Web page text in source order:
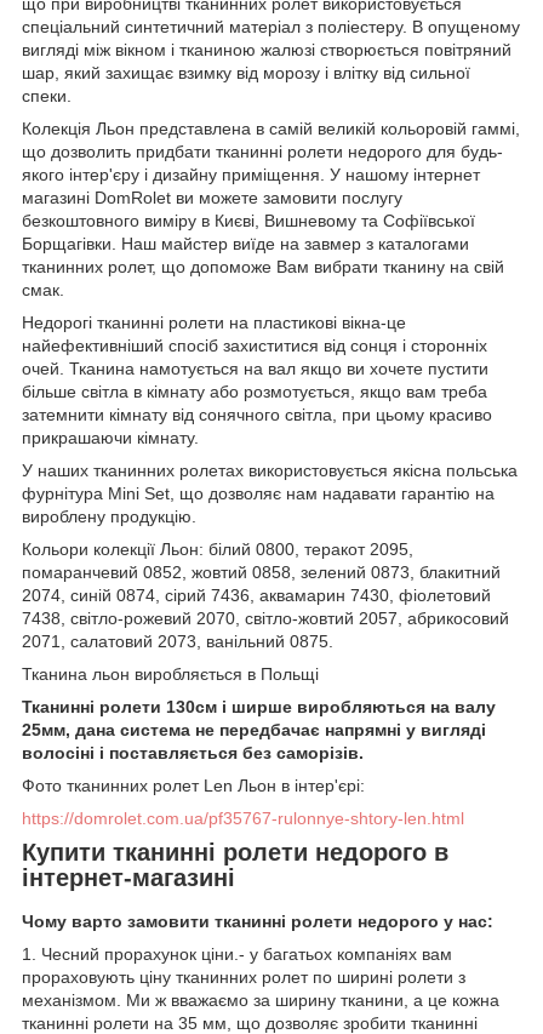
спеціальний синтетичний матеріал з поліестеру. В опущеному
вигляді між вікном і тканиною жалюзі створюється повітряний
шар, який захищає взимку від морозу і влітку від сильної
спеки.
Колекція Льон представлена в самій великій кольоровій гаммі,
що дозволить придбати тканинні ролети недорого для будь-
якого інтер'єру і дизайну приміщення. У нашому інтернет
магазині DomRolet ви можете замовити послугу
безкоштовного виміру в Києві, Вишневому та Софіївської
Борщагівки. Наш майстер виїде на завмер з каталогами
тканинних ролет, що допоможе Вам вибрати тканину на свій
смак.
Недорогі тканинні ролети на пластикові вікна-це
найефективніший спосіб захиститися від сонця і сторонніх
очей. Тканина намотується на вал якщо ви хочете пустити
більше світла в кімнату або розмотується, якщо вам треба
затемнити кімнату від сонячного світла, при цьому красиво
прикрашаючи кімнату.
У наших тканинних ролетах використовується якісна польська
фурнітура Mini Set, що дозволяє нам надавати гарантію на
вироблену продукцію.
Кольори колекції Льон: білий 0800, теракот 2095,
помаранчевий 0852, жовтий 0858, зелений 0873, блакитний
2074, синій 0874, сірий 7436, аквамарин 7430, фіолетовий
7438, світло-рожевий 2070, світло-жовтий 2057, абрикосовий
2071, салатовий 2073, ванільний 0875.
Тканина льон виробляється в Польщі
Тканинні ролети 130см і ширше виробляються на валу
25мм, дана система не передбачає напрямні у вигляді
волосіні і поставляється без саморізів.
Фото тканинних ролет Len Льон в інтер'єрі:
https://domrolet.com.ua/pf35767-rulonnye-shtory-len.html
Купити тканинні ролети недорого в
інтернет-магазині
Чому варто замовити тканинні ролети недорого у нас:
1. Чесний прорахунок ціни.- у багатьох компаніях вам
прораховують ціну тканинних ролет по ширині ролети з
механізмом. Ми ж вважаємо за ширину тканини, а це кожна
тканинні ролети на 35 мм, що дозволяє зробити тканинні